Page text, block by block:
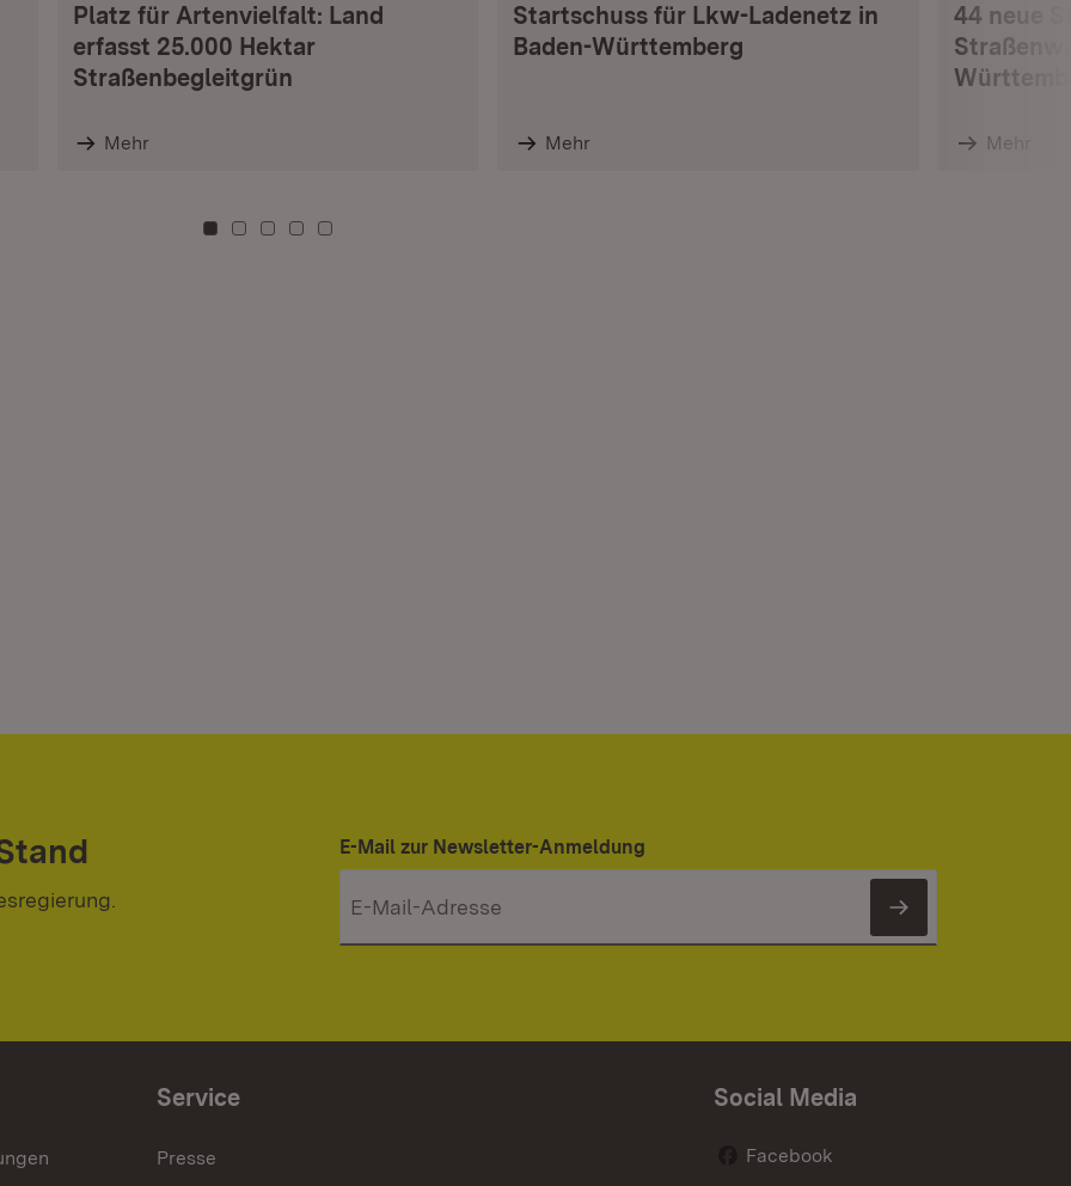
Platz für Artenvielfalt: Land
erfasst 25.000 Hektar
Straßenbegleitgrün
Mehr
Startschuss für Lkw-Ladenetz in
Baden-Württemberg
Mehr
44 neue
Mehr
Zu Kachel: 0
Zu Kachel: 3
Zu Kachel: 6
Zu Kachel: 9
Zu Kachel: 12
E-Mail zur Newsletter-Anmeldung
Newsletter
Service
Presse
Social Media
Facebook